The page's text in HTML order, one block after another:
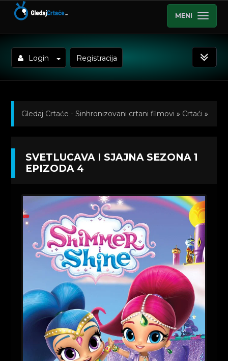
MENI
Login Registracija
Gledaj Crtaće - Sinhronizovani crtani filmovi » Crtaći »
Sinhronizovano na Srpski
SVETLUCAVA I SJAJNA SEZONA 1
EPIZODA 4